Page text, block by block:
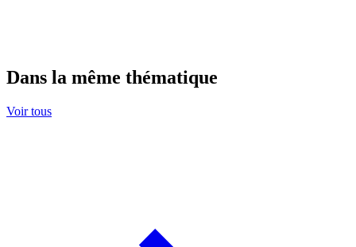
Dans la même thématique
Voir tous